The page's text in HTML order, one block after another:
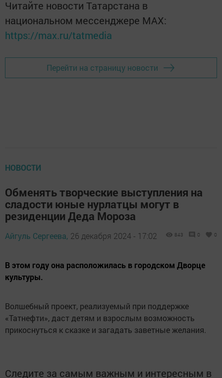
Читайте новости Татарстана в
национальном мессенджере MАХ:
https://max.ru/tatmedia
Перейти на страницу новости
НОВОСТИ
Обменять творческие выступления на
сладости юные нурлатцы могут в
резиденции Деда Мороза
Айгуль Сергеева, 26 декабря 2024 - 17:02 843 0 0
В этом году она расположилась в городском Дворце
культуры.
Волшебный проект, реализуемый при поддержке
«Татнефти», даст детям и взрослым возможность
прикоснуться к сказке и загадать заветные желания.
Следите за самым важным и интересным в